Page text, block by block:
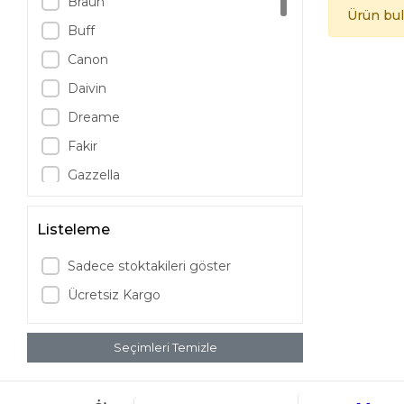
Buff
Canon
Daivin
Dreame
Fakir
Gazzella
JBL
LG
Logitech
Listeleme
Sadece stoktakileri göster
Ücretsiz Kargo
Seçimleri Temizle
Ürün